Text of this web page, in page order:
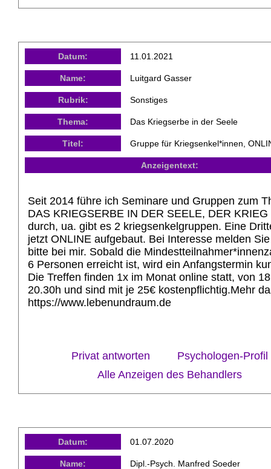
Datum: 11.01.2021
Name: Luitgard Gasser
Rubrik: Sonstiges
Thema: Das Kriegserbe in der Seele
Titel: Gruppe für Kriegsenkel*innen,
Anzeigentext:
Seit 2014 führe ich Seminare und Gruppen zum
DAS KRIEGSERBE IN DER SEELE, DER KRIEG
durch, ua. gibt es 2 kriegsenkelgruppen. Eine
jetzt ONLINE aufgebaut. Bei Interesse melden
bitte bei mir. Sobald die
6 Personen erreicht ist, wird ein Anfangstermin
Die Treffen finden 1x im Monat online statt, von
20.30h und sind mit je 25€ kostenpflichtig.Mehr
https://www.lebenundraum.de
Privat antworten
Psychologen-Profil
Alle Anzeigen des Behandlers
Datum: 01.07.2020
Name: Dipl.-Psych. Manfred Soeder